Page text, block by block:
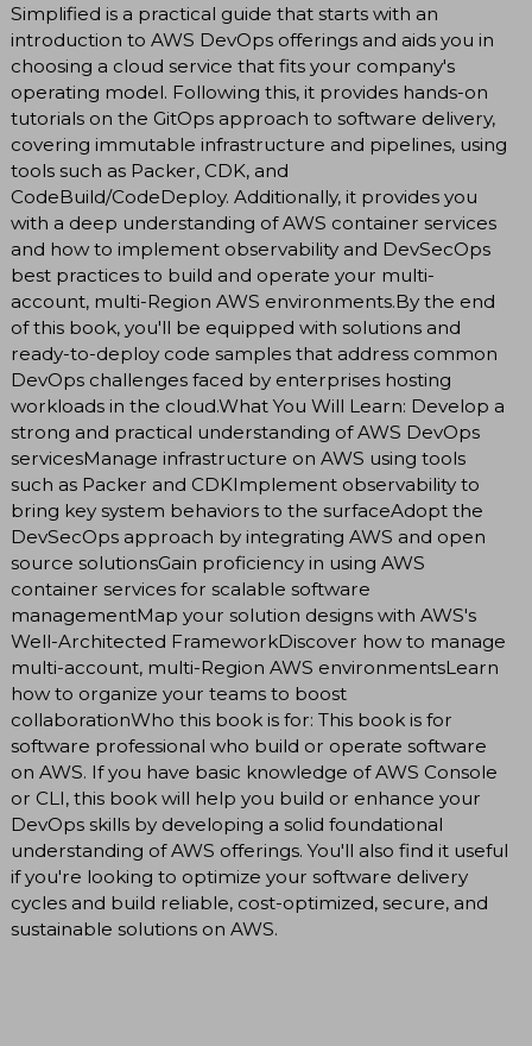
Simplified is a practical guide that starts with an
introduction to AWS DevOps offerings and aids you in
choosing a cloud service that fits your company's
operating model. Following this, it provides hands-on
tutorials on the GitOps approach to software delivery,
covering immutable infrastructure and pipelines, using
tools such as Packer, CDK, and
CodeBuild/CodeDeploy. Additionally, it provides you
with a deep understanding of AWS container services
and how to implement observability and DevSecOps
best practices to build and operate your multi-
account, multi-Region AWS environments.By the end
of this book, you'll be equipped with solutions and
ready-to-deploy code samples that address common
DevOps challenges faced by enterprises hosting
workloads in the cloud.What You Will Learn: Develop a
strong and practical understanding of AWS DevOps
servicesManage infrastructure on AWS using tools
such as Packer and CDKImplement observability to
bring key system behaviors to the surfaceAdopt the
DevSecOps approach by integrating AWS and open
source solutionsGain proficiency in using AWS
container services for scalable software
managementMap your solution designs with AWS's
Well-Architected FrameworkDiscover how to manage
multi-account, multi-Region AWS environmentsLearn
how to organize your teams to boost
collaborationWho this book is for: This book is for
software professional who build or operate software
on AWS. If you have basic knowledge of AWS Console
or CLI, this book will help you build or enhance your
DevOps skills by developing a solid foundational
understanding of AWS offerings. You'll also find it useful
if you're looking to optimize your software delivery
cycles and build reliable, cost-optimized, secure, and
sustainable solutions on AWS.